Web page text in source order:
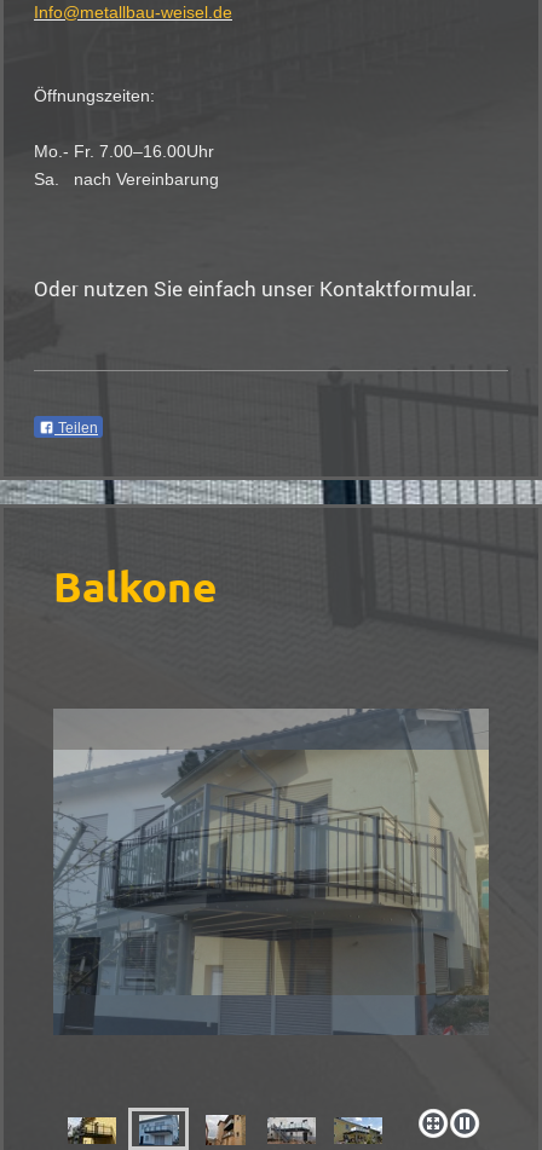
Info@metallbau-weisel.de
Öffnungszeiten:
Mo.- Fr. 7.00–16.00Uhr
Sa. nach Vereinbarung
Oder nutzen Sie einfach unser Kontaktformular.
Teilen
Balkone